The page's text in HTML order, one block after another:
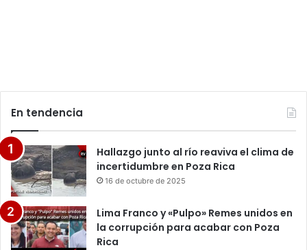
En tendencia
Hallazgo junto al río reaviva el clima de
incertidumbre en Poza Rica
16 de octubre de 2025
Lima Franco y «Pulpo» Remes unidos en
la corrupción para acabar con Poza
Rica